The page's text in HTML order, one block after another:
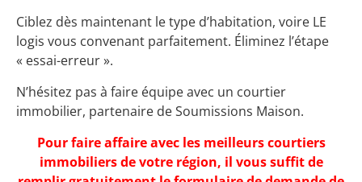
Ciblez dès maintenant le type d’habitation, voire LE
logis vous convenant parfaitement. Éliminez l’étape
« essai-erreur ».
N’hésitez pas à faire équipe avec un courtier
immobilier, partenaire de Soumissions Maison.
Pour faire affaire avec les meilleurs courtiers
immobiliers de votre région, il vous suffit de